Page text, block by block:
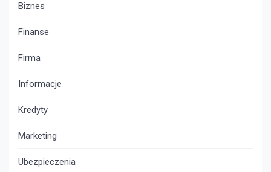
Biznes
Finanse
Firma
Informacje
Kredyty
Marketing
Ubezpieczenia